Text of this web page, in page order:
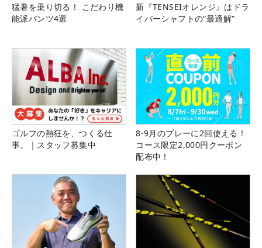
猛暑を乗り切る！ こだわり機
能派パンツ4選
新『TENSEIオレンジ』はドラ
イバーシャフトの“最適解”
ゴルフの熱狂を、つくる仕
事。｜スタッフ募集中
8-9月のプレーに2回使える！
コース限定2,000円クーポン
配布中！